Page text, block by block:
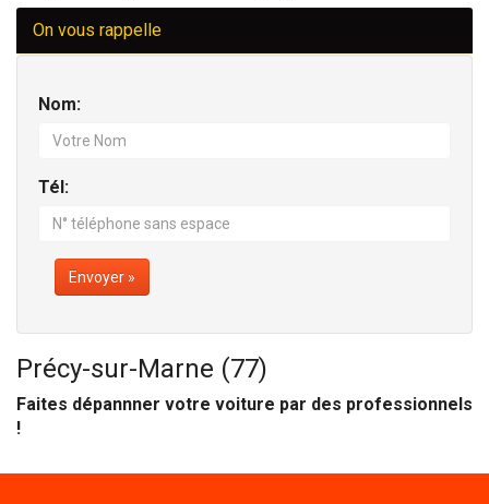
On vous rappelle
Nom:
Tél:
Envoyer »
Précy-sur-Marne (77)
Faites dépannner votre voiture par des professionnels
!